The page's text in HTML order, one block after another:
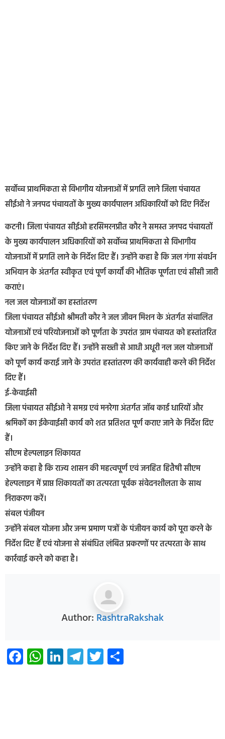
सर्वोच्च प्राथमिकता से विभागीय योजनाओं में प्रगति लाने जिला पंचायत
सीईओ ने जनपद पंचायतों के मुख्य कार्यपालन अधिकारियों को दिए निर्देश
कटनी। जिला पंचायत सीईओ हरसिमरनप्रीत कौर ने समस्त जनपद पंचायतों
के मुख्य कार्यपालन अधिकारियों को सर्वोच्च प्राथमिकता से विभागीय
योजनाओं में प्रगति लाने के निर्देश दिए हैं। उन्होंने कहा है कि जल गंगा संवर्धन
अभियान के अंतर्गत स्वीकृत एवं पूर्ण कार्यों की भौतिक पूर्णता एवं सीसी जारी
कराएं।
नल जल योजनाओं का हस्तांतरण
जिला पंचायत सीईओ श्रीमती कौर ने जल जीवन मिशन के अंतर्गत संचालित
योजनाओं एवं परियोजनाओं को पूर्णता के उपरांत ग्राम पंचायत को हस्तांतरित
किए जाने के निर्देश दिए हैं। उन्होंने सख्ती से आधी अधूरी नल जल योजनाओं
को पूर्ण कार्य कराई जाने के उपरांत हस्तांतरण की कार्यवाही करने की निर्देश
दिए हैं।
ई-केवाईसी
जिला पंचायत सीईओ ने समग्र एवं मनरेगा अंतर्गत जॉब कार्ड धारियों और
श्रमिकों का ईकेवाईसी कार्य को शत प्रतिशत पूर्ण कराए जाने के निर्देश दिए
हैं।
सीएम हेल्पलाइन शिकायत
उन्होंने कहा है कि राज्य शासन की महत्वपूर्ण एवं जनहित हितैषी सीएम
हेल्पलाइन में प्राप्त शिकायतों का तत्परता पूर्वक संवेदनशीलता के साथ
निराकरण करें।
संबल पंजीयन
उन्होंने संबल योजना और जन्म प्रमाण पत्रों के पंजीयन कार्य को पूरा करने के
निर्देश दिए हैं एवं योजना से संबंधित लंबित प्रकरणों पर तत्परता के साथ
कार्रवाई करने को कहा है।
Author: RashtraRakshak
Facebook
WhatsApp
LinkedIn
Telegram
Twitter